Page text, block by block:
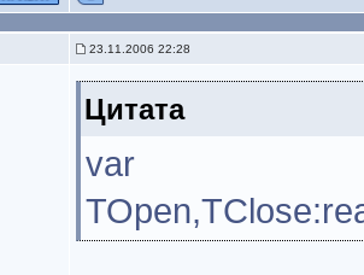
23.11.2006 22:28
Цитата
var